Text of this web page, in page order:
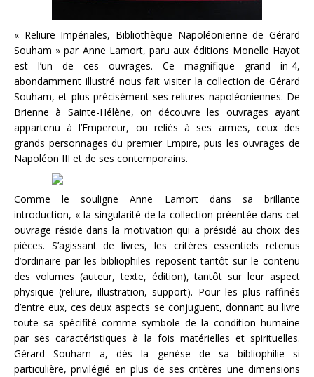
« Reliure Impériales, Bibliothèque Napoléonienne de Gérard
Souham » par Anne Lamort, paru aux éditions Monelle Hayot
est l’un de ces ouvrages. Ce magnifique grand in-4,
abondamment illustré nous fait visiter la collection de Gérard
Souham, et plus précisément ses reliures napoléoniennes. De
Brienne à Sainte-Hélène, on découvre les ouvrages ayant
appartenu à l’Empereur, ou reliés à ses armes, ceux des
grands personnages du premier Empire, puis les ouvrages de
Napoléon III et de ses contemporains.
Comme le souligne Anne Lamort dans sa brillante
introduction, « la singularité de la collection préentée dans cet
ouvrage réside dans la motivation qui a présidé au choix des
pièces. S’agissant de livres, les critères essentiels retenus
d’ordinaire par les bibliophiles reposent tantôt sur le contenu
des volumes (auteur, texte, édition), tantôt sur leur aspect
physique (reliure, illustration, support). Pour les plus raffinés
d’entre eux, ces deux aspects se conjuguent, donnant au livre
toute sa spécifité comme symbole de la condition humaine
par ses caractéristiques à la fois matérielles et spirituelles.
Gérard Souham a, dès la genèse de sa bibliophilie si
particulière, privilégié en plus de ses critères une dimensions